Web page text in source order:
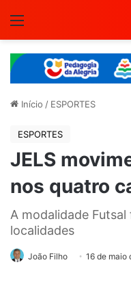
Início / ESPORTES
ESPORTES
JELS
nos quatro
A modalidade
localidades
João Filho 16 de maio